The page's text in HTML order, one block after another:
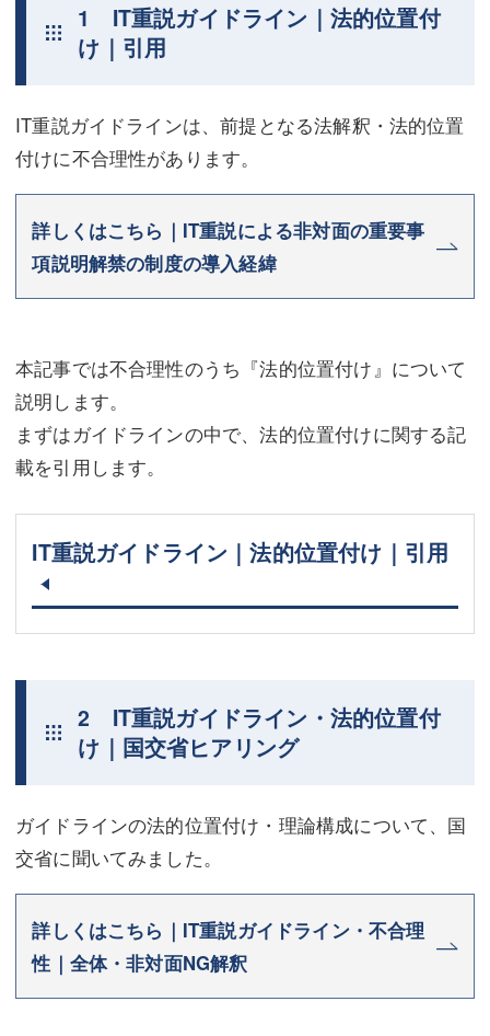
1 IT重説ガイドライン｜法的位置付
け｜引用
IT重説ガイドラインは、前提となる法解釈・法的位置
付けに不合理性があります。
詳しくはこちら｜IT重説による非対面の重要事
項説明解禁の制度の導入経緯
本記事では不合理性のうち『法的位置付け』について
説明します。
まずはガイドラインの中で、法的位置付けに関する記
載を引用します。
IT重説ガイドライン｜法的位置付け｜引用
2 IT重説ガイドライン・法的位置付
け｜国交省ヒアリング
ガイドラインの法的位置付け・理論構成について、国
交省に聞いてみました。
詳しくはこちら｜IT重説ガイドライン・不合理
性｜全体・非対面NG解釈